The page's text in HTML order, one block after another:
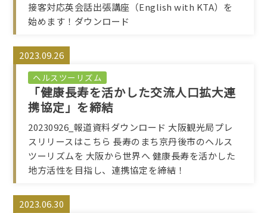
接客対応英会話出張講座（English with KTA）を
始めます！ダウンロード
2023.09.26
ヘルスツーリズム
「健康長寿を活かした交流人口拡大連
携協定」を締結
20230926_報道資料ダウンロード 大阪観光局プレ
スリリースはこちら 長寿のまち京丹後市のヘルス
ツーリズムを 大阪から世界へ 健康長寿を活かした
地方活性を目指し、連携協定を締結！
2023.06.30